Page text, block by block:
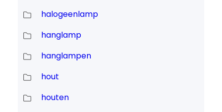
halogeenlamp
hanglamp
hanglampen
hout
houten